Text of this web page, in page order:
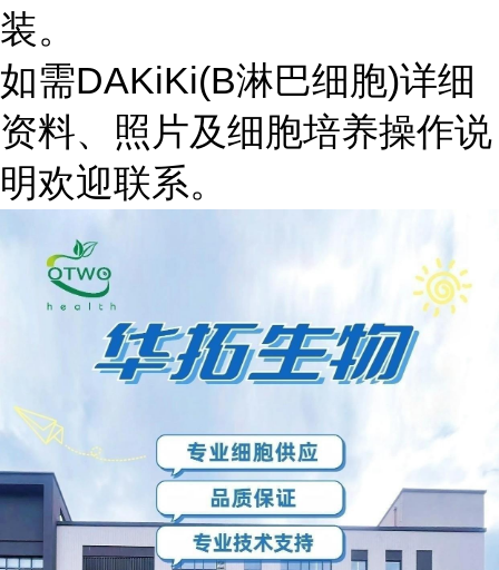
装。
如需DAKiKi(B淋巴细胞)详细
资料、照片及细胞培养操作说
明欢迎联系。